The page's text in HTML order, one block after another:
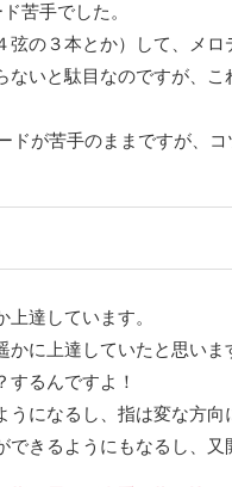
苦手でした。
の３本とか）して、メロ
いと駄目なのですが、
が苦手のままですが、
達しています。
に上達していたと思いま
るんですよ！
になるし、指は変な方向
きるようにもなるし、又